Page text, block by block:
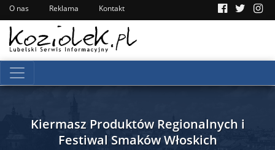
O nas Reklama Kontakt
Kiermasz Produktów Regionalnych i
Festiwal Smaków Włoskich